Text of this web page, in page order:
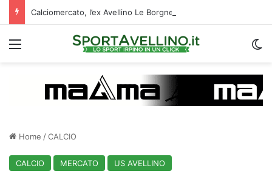
Menu
Home /CALCIO
CALCIO MERCATO US AVELLINO